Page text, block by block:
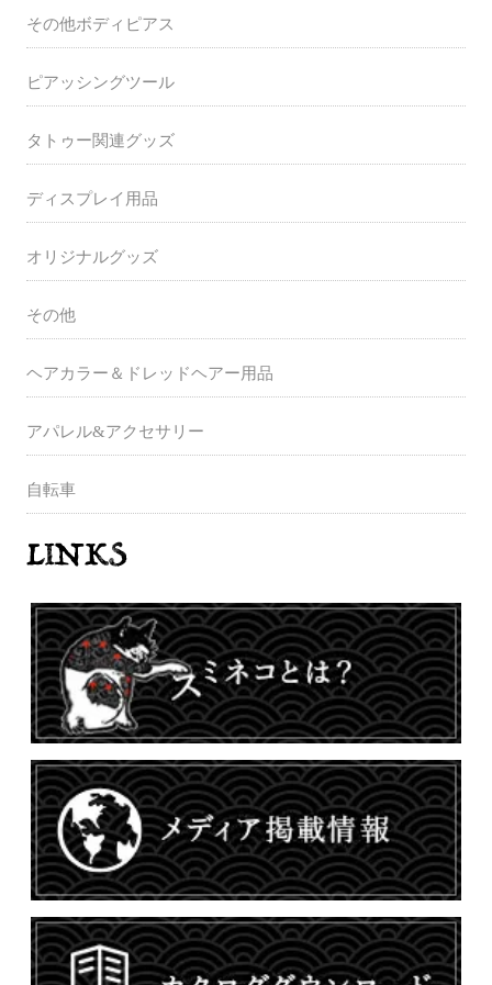
その他ボディピアス
ピアッシングツール
タトゥー関連グッズ
ディスプレイ用品
オリジナルグッズ
その他
ヘアカラー＆ドレッドヘアー用品
アパレル&アクセサリー
自転車